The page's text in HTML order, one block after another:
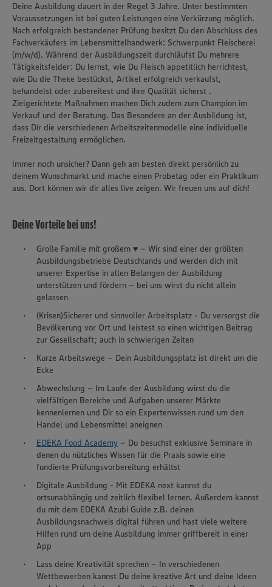
Deine Ausbildung dauert in der Regel 3 Jahre. Unter bestimmten
Voraussetzungen ist bei guten Leistungen eine Verkürzung möglich.
Nach erfolgreich bestandener Prüfung besitzt Du den Abschluss des
Fachverkäufers im Lebensmittelhandwerk: Schwerpunkt Fleischerei
(m/w/d). Während der Ausbildungszeit durchläufst Du mehrere
Tätigkeitsfelder: Du lernst, wie Du Fleisch appetitlich herrichtest,
wie Du die Theke bestückst, Artikel erfolgreich verkaufst,
behandelst oder zubereitest und ihre Qualität sicherst .
Zielgerichtete Maßnahmen machen Dich zudem zum Champion im
Verkauf und der Beratung. Das Besondere an der Ausbildung ist,
dass Dir die verschiedenen Arbeitszeitenmodelle eine individuelle
Freizeitgestaltung ermöglichen.
Immer noch unsicher? Dann geh am besten direkt persönlich zu
deinem Wunschmarkt und mache einen Probetag oder ein Praktikum
aus. Dort können wir dir alles live zeigen. Wir freuen uns auf dich!
Deine Vorteile bei uns!
Große Familie mit großem ♥ – Wir sind einer der größten
Ausbildungsbetriebe Deutschlands und werden dich mit
unserer Expertise in allen Belangen der Ausbildung
unterstützen und fördern – bei uns wirst du nicht allein
gelassen
(Krisen)Sicherer und sinnvoller Arbeitsplatz - Du versorgst die
Bevölkerung vor Ort und leistest so einen wichtigen Beitrag
zur Gesellschaft; auch in schwierigen Zeiten
Kurze Arbeitswege – Dein Ausbildungsplatz ist direkt um die
Ecke
Abwechslung – Im Laufe der Ausbildung wirst du die
vielfältigen Bereiche und Aufgaben unserer Märkte
kennenlernen und Dir so ein Expertenwissen rund um den
Handel und Lebensmittel aneignen
EDEKA Food Academy – Du besuchst exklusive Seminare in
denen du nützliches Wissen für die Praxis sowie eine
fundierte Prüfungsvorbereitung erhältst
Digitale Ausbildung - Mit EDEKA next kannst du
ortsunabhängig und zeitlich flexibel lernen. Außerdem kannst
du mit dem EDEKA Azubi Guide z.B. deinen
Ausbildungsnachweis digital führen und hast viele weitere
Hilfen rund um deine Ausbildung immer griffbereit in einer
App
Lass deine Kreativität sprechen – In verschiedenen
Wettbewerben kannst Du deine kreative Art und deine Ideen